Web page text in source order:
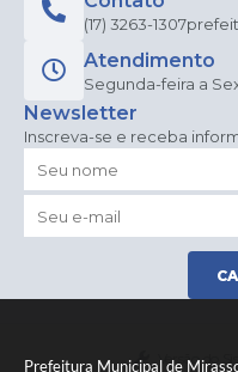
Prefeitura Municipal de
(17) 3263-1307
Atendimento
Segunda-feira a
Newsletter
Inscreva-se e receba
Versão do